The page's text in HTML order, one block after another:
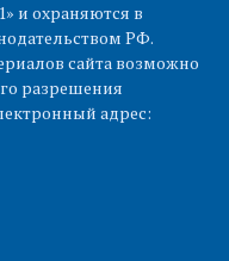
и охраняются в
РФ.
сайта возможно
разрешения
адрес: